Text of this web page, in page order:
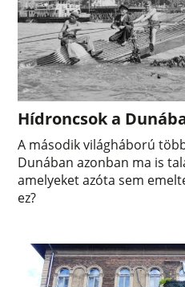
Hídroncsok a
A második világháború
Dunában azonban ma is
amelyeket azóta sem
ez?